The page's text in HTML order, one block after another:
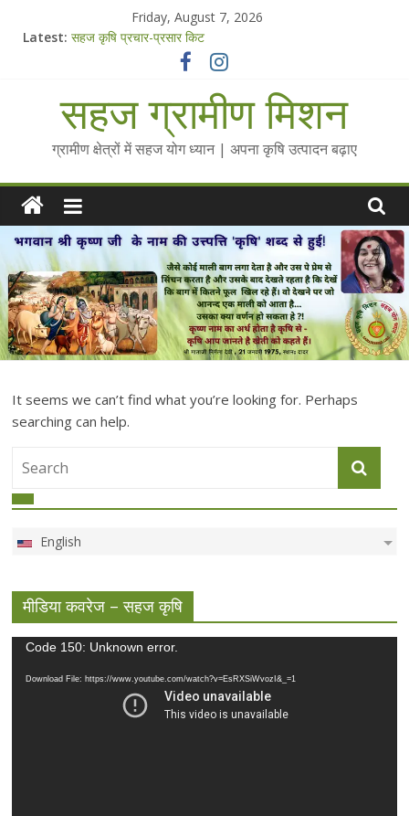
Friday, August 7, 2026
Latest: सहज कृषि प्रचार-प्रसार किट
Standee Designs @ 2025 for Sahaj Krishi Promotions
Chalo Gaon Ki Or Abhiyaan - 2025-26
Collected Talks on Vibrated Water
सहज ग्रामीण मिशन
ग्रामीण क्षेत्रों में सहज योग ध्यान | अपना कृषि उत्पादन बढ़ाए
It seems we can’t find what you’re looking for. Perhaps
searching can help.
English
मीडिया कवरेज – सहज कृषि
Video
Code 150: Unknown error.
Download File: https://www.youtube.com/watch?v=EsRXSiWvozI&_=1